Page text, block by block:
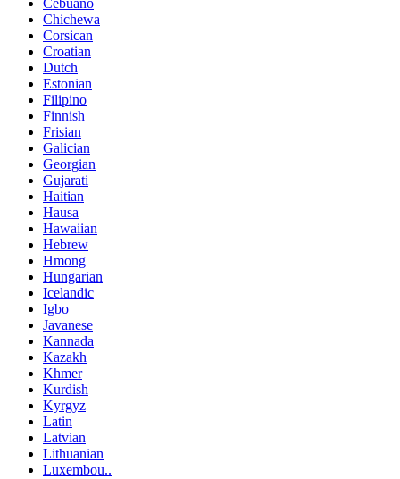
Cebuano
Chichewa
Corsican
Croatian
Dutch
Estonian
Filipino
Finnish
Frisian
Galician
Georgian
Gujarati
Haitian
Hausa
Hawaiian
Hebrew
Hmong
Hungarian
Icelandic
Igbo
Javanese
Kannada
Kazakh
Khmer
Kurdish
Kyrgyz
Latin
Latvian
Lithuanian
Luxembou..